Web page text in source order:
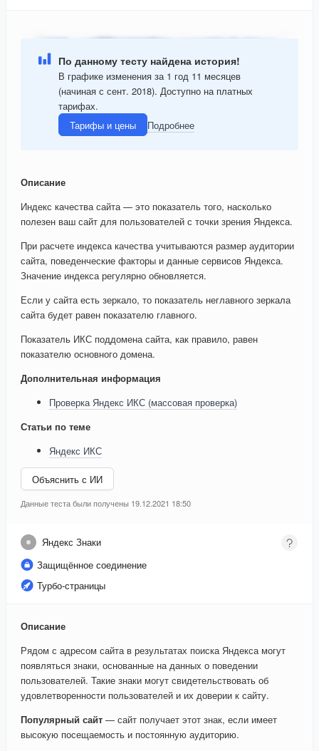
По данному тесту найдена история!
В графике изменения за 1 год 11 месяцев
(начиная с сент. 2018). Доступно на платных
тарифах.
Тарифы и цены
Подробнее
Описание
Индекс качества сайта — это показатель того, насколько
полезен ваш сайт для пользователей с точки зрения Яндекса.
При расчете индекса качества учитываются размер аудитории
сайта, поведенческие факторы и данные сервисов Яндекса.
Значение индекса регулярно обновляется.
Если у сайта есть зеркало, то показатель неглавного зеркала
сайта будет равен показателю главного.
Показатель ИКС поддомена сайта, как правило, равен
показателю основного домена.
Дополнительная информация
Проверка Яндекс ИКС (массовая проверка)
Статьи по теме
Яндекс ИКС
Объяснить с ИИ
Данные теста были получены 19.12.2021 18:50
Яндекс Знаки
Защищённое соединение
Турбо-страницы
Описание
Рядом с адресом сайта в результатах поиска Яндекса могут
появляться знаки, основанные на данных о поведении
пользователей. Такие знаки могут свидетельствовать об
удовлетворенности пользователей и их доверии к сайту.
Популярный сайт — сайт получает этот знак, если имеет
высокую посещаемость и постоянную аудиторию.